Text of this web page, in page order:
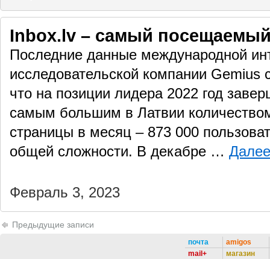
Inbox.lv – самый
Последние данные международной
исследовательской компании Gemius
что на позиции лидера 2022 год
самым большим в Латвии
страницы в месяц – 873 000
общей сложности. В декабре … Далее
Февраль 3, 2023
Предыдущие записи
почта
mail+
amigos
магазин